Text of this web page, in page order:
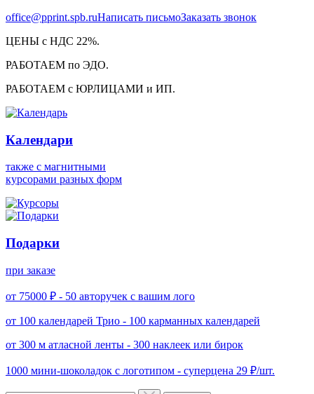
office@pprint.spb.ruНаписать письмоЗаказать звонок
ЦЕНЫ с НДС 22%.
РАБОТАЕМ по ЭДО.
РАБОТАЕМ с ЮРЛИЦАМИ и ИП.
Календари
также с магнитными
курсорами разных форм
Подарки
при заказе
от 75000 ₽ - 50 авторучек с вашим лого
от 100 календарей Трио - 100 карманных календарей
от 300 м атласной ленты - 300 наклеек или бирок
1000 мини-шоколадок с логотипом - суперцена 29 ₽/шт.